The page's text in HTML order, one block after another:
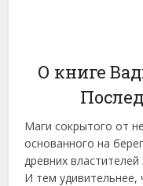
О книге
Маги сокрытого от
основанного на
древних
И тем